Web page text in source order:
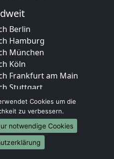
Berlin
Hamburg
München
Köln
Frankfurt am Main
Stuttgart
Düsseldorf
Leipzig
Dortmund
Essen
Bremen
Cookies um die
zu verbessern.
notwendige Cookies